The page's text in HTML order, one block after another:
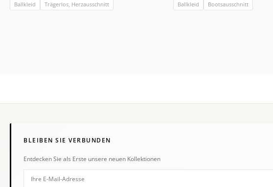
Ballkleid Trägerlos, Herzausschnitt Ballkleid Bootsausschnitt
BLEIBEN SIE VERBUNDEN
Entdecken Sie als Erste unsere neuen Kollektionen